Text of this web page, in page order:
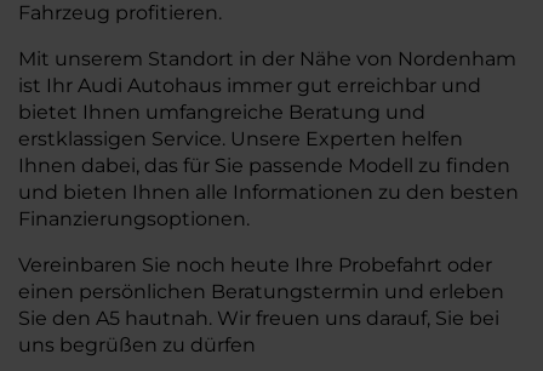
Fahrzeug profitieren.
Mit unserem Standort in der Nähe von Nordenham
ist Ihr Audi Autohaus immer gut erreichbar und
bietet Ihnen umfangreiche Beratung und
erstklassigen Service. Unsere Experten helfen
Ihnen dabei, das für Sie passende Modell zu finden
und bieten Ihnen alle Informationen zu den besten
Finanzierungsoptionen.
Vereinbaren Sie noch heute Ihre Probefahrt oder
einen persönlichen Beratungstermin und erleben
Sie den A5 hautnah. Wir freuen uns darauf, Sie bei
uns begrüßen zu dürfen